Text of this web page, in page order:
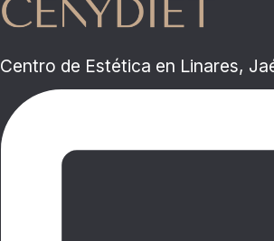
Centro de Estética en Linares,